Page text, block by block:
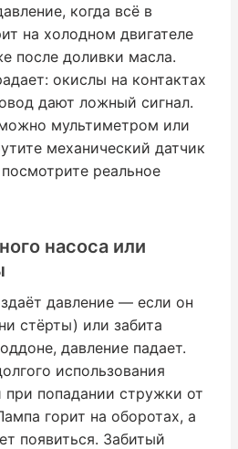
когда всё в
на холодном двигателе
после доливки масла.
окислы на контактах
дают ложный сигнал.
мультиметром или
механический датчик
реальное
насоса или
давление — если он
стёрты) или забита
давление падает.
использования
при попадании стружки от
горит на оборотах, а
появиться. Забитый